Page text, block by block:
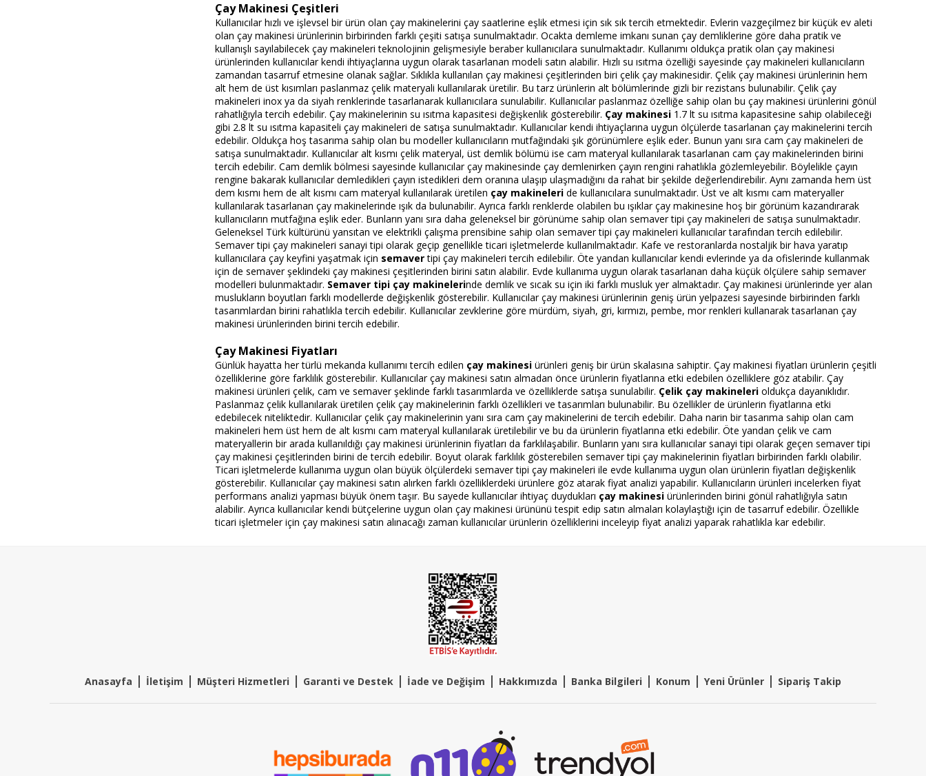
Çay Makinesi Çeşitleri
Kullanıcılar hızlı ve işlevsel bir ürün olan çay makinelerini çay saatlerine eşlik etmesi için sık sık tercih etmektedir. Evlerin vazgeçilmez bir küçük ev aleti
olan çay makinesi ürünlerinin birbirinden farklı çeşiti satışa sunulmaktadır. Ocakta demleme imkanı sunan çay demliklerine göre daha pratik ve
kullanışlı sayılabilecek çay makineleri teknolojinin gelişmesiyle beraber kullanıcılara sunulmaktadır. Kullanımı oldukça pratik olan çay makinesi
ürünlerinden kullanıcılar kendi ihtiyaçlarına uygun olarak tasarlanan modeli satın alabilir. Hızlı su ısıtma özelliği sayesinde çay makineleri kullanıcıların
zamandan tasarruf etmesine olanak sağlar. Sıklıkla kullanılan çay makinesi çeşitlerinden biri çelik çay makinesidir. Çelik çay makinesi ürünlerinin hem
alt hem de üst kısımları paslanmaz çelik materyali kullanılarak üretilir. Bu tarz ürünlerin alt bölümlerinde gizli bir rezistans bulunabilir. Çelik çay
makineleri inox ya da siyah renklerinde tasarlanarak kullanıcılara sunulabilir. Kullanıcılar paslanmaz özelliğe sahip olan bu çay makinesi ürünlerini gönül
rahatlığıyla tercih edebilir. Çay makinelerinin su ısıtma kapasitesi değişkenlik gösterebilir. Çay makinesi 1.7 lt su ısıtma kapasitesine sahip olabileceği
gibi 2.8 lt su ısıtma kapasiteli çay makineleri de satışa sunulmaktadır. Kullanıcılar kendi ihtiyaçlarına uygun ölçülerde tasarlanan çay makinelerini tercih
edebilir. Oldukça hoş tasarıma sahip olan bu modeller kullanıcıların mutfağındaki şık görünümlere eşlik eder. Bunun yanı sıra cam çay makineleri de
satışa sunulmaktadır. Kullanıcılar alt kısmı çelik materyal, üst demlik bölümü ise cam materyal kullanılarak tasarlanan cam çay makinelerinden birini
tercih edebilir. Cam demlik bölmesi sayesinde kullanıcılar çay makinesinde çay demlenirken çayın rengini rahatlıkla gözlemleyebilir. Böylelikle çayın
rengine bakarak kullanıcılar demledikleri çayın istedikleri dem oranına ulaşıp ulaşmadığını da rahat bir şekilde değerlendirebilir. Aynı zamanda hem üst
dem kısmı hem de alt kısmı cam materyal kullanılarak üretilen çay makineleri de kullanıcılara sunulmaktadır. Üst ve alt kısmı cam materyaller
kullanılarak tasarlanan çay makinelerinde ışık da bulunabilir. Ayrıca farklı renklerde olabilen bu ışıklar çay makinesine hoş bir görünüm kazandırarak
kullanıcıların mutfağına eşlik eder. Bunların yanı sıra daha geleneksel bir görünüme sahip olan semaver tipi çay makineleri de satışa sunulmaktadır.
Geleneksel Türk kültürünü yansıtan ve elektrikli çalışma prensibine sahip olan semaver tipi çay makineleri kullanıcılar tarafından tercih edilebilir.
Semaver tipi çay makineleri sanayi tipi olarak geçip genellikle ticari işletmelerde kullanılmaktadır. Kafe ve restoranlarda nostaljik bir hava yaratıp
kullanıcılara çay keyfini yaşatmak için semavertipi çay makineleri tercih edilebilir. Öte yandan kullanıcılar kendi evlerinde ya da ofislerinde kullanmak
için de semaver şeklindeki çay makinesi çeşitlerinden birini satın alabilir. Evde kullanıma uygun olarak tasarlanan daha küçük ölçülere sahip semaver
modelleri bulunmaktadır. Semaver tipi çay makinelerinde demlik ve sıcak su için iki farklı musluk yer almaktadır. Çay makinesi ürünlerinde yer alan
muslukların boyutları farklı modellerde değişkenlik gösterebilir. Kullanıcılar çay makinesi ürünlerinin geniş ürün yelpazesi sayesinde birbirinden farklı
tasarımlardan birini rahatlıkla tercih edebilir. Kullanıcılar zevklerine göre mürdüm, siyah, gri, kırmızı, pembe, mor renkleri kullanarak tasarlanan çay
makinesi ürünlerinden birini tercih edebilir.
Çay Makinesi Fiyatları
Günlük hayatta her türlü mekanda kullanımı tercih edilen çay makinesi ürünleri geniş bir ürün skalasına sahiptir. Çay makinesi fiyatları ürünlerin çeşitli
özelliklerine göre farklılık gösterebilir. Kullanıcılar çay makinesi satın almadan önce ürünlerin fiyatlarına etki edebilen özelliklere göz atabilir. Çay
makinesi ürünleri çelik, cam ve semaver şeklinde farklı tasarımlarda ve özelliklerde satışa sunulabilir. Çelik çay makineleri oldukça dayanıklıdır.
Paslanmaz çelik kullanılarak üretilen çelik çay makinelerinin farklı özellikleri ve tasarımları bulunabilir. Bu özellikler de ürünlerin fiyatlarına etki
edebilecek niteliktedir. Kullanıcılar çelik çay makinelerinin yanı sıra cam çay makinelerini de tercih edebilir. Daha narin bir tasarıma sahip olan cam
makineleri hem üst hem de alt kısmı cam materyal kullanılarak üretilebilir ve bu da ürünlerin fiyatlarına etki edebilir. Öte yandan çelik ve cam
materyallerin bir arada kullanıldığı çay makinesi ürünlerinin fiyatları da farklılaşabilir. Bunların yanı sıra kullanıcılar sanayi tipi olarak geçen semaver tipi
çay makinesi çeşitlerinden birini de tercih edebilir. Boyut olarak farklılık gösterebilen semaver tipi çay makinelerinin fiyatları birbirinden farklı olabilir.
Ticari işletmelerde kullanıma uygun olan büyük ölçülerdeki semaver tipi çay makineleri ile evde kullanıma uygun olan ürünlerin fiyatları değişkenlik
gösterebilir. Kullanıcılar çay makinesi satın alırken farklı özelliklerdeki ürünlere göz atarak fiyat analizi yapabilir. Kullanıcıların ürünleri incelerken fiyat
performans analizi yapması büyük önem taşır. Bu sayede kullanıcılar ihtiyaç duydukları çay makinesi ürünlerinden birini gönül rahatlığıyla satın
alabilir. Ayrıca kullanıcılar kendi bütçelerine uygun olan çay makinesi ürününü tespit edip satın almaları kolaylaştığı için de tasarruf edebilir. Özellikle
ticari işletmeler için çay makinesi satın alınacağı zaman kullanıcılar ürünlerin özelliklerini inceleyip fiyat analizi yaparak rahatlıkla kar edebilir.
Anasayfa | İletişim | Müşteri Hizmetleri | Garanti ve Destek | İade ve Değişim | Hakkımızda | Banka Bilgileri | Konum | Yeni Ürünler | Sipariş Takip